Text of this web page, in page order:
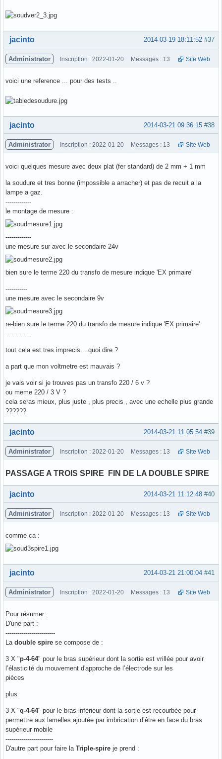
Hors ligne #37
2014-03-19 18:11:52
jacinto
Administrator Inscription : 2022-01-20 Messages : 13 Site Web
voici une reference ... pour des tests ..
Hors ligne #38
2014-03-21 09:36:15
jacinto
Administrator Inscription : 2022-01-20 Messages : 13 Site Web
voici quelques mesure avec deux plat (fer standard) de 2 mm + 1 mm
la soudure et tres bonne (impossible a arracher) et pas de recuit a la
lampe a gaz.
-------------
le montage de mesure :
-------------
une mesure sur avec le secondaire 24v
bien sure le terme 220 du transfo de mesure indique 'EX primaire'
-----------
une mesure avec le secondaire 9v
re-bien sure le terme 220 du transfo de mesure indique 'EX primaire'
-------------
tout cela est tres imprecis....quoi dire ?
a part que mon voltmetre est mauvais ?
je vais voir si je trouves pas un transfo 220 / 6 v ?
ou meme 220 / 3 V ?
cela seras mieux, plus juste , plus precis , avec une echelle plus grande
??????
Hors ligne #39
2014-03-21 11:05:54
jacinto
Administrator Inscription : 2022-01-20 Messages : 13 Site Web
PASSAGE A TROIS SPIRE FIN DE LA DOUBLE SPIRE
Hors ligne #40
2014-03-21 11:12:48
jacinto
Administrator Inscription : 2022-01-20 Messages : 13 Site Web
comme ca :
Hors ligne #41
2014-03-21 21:00:04
jacinto
Administrator Inscription : 2022-01-20 Messages : 13 Site Web
Pour résumer :
D'une part :
-------------------------
La double spire se compose de :
3 X "p-4-64" pour le bras supérieur dont la sortie est vrillée pour avoir
l’élasticité du mouvement d'approche de l’électrode sur les
pièces
plus
3 X "q-4-64" pour le bras inférieur dont la sortie est recourbée pour
permettre aux lamelles ajoutée par imbrication d’être en face du bras
supérieur mobile
------------------------
D'autre part pour faire la Triple-spire je prend :